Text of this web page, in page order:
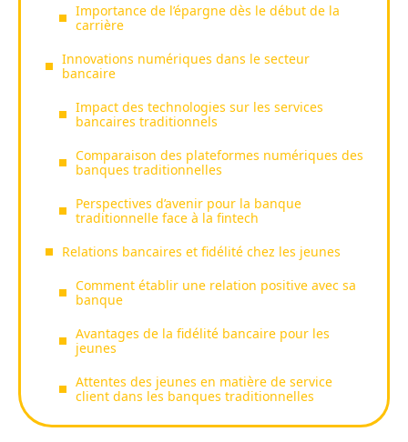
Importance de l’épargne dès le début de la
carrière
Innovations numériques dans le secteur
bancaire
Impact des technologies sur les services
bancaires traditionnels
Comparaison des plateformes numériques des
banques traditionnelles
Perspectives d’avenir pour la banque
traditionnelle face à la fintech
Relations bancaires et fidélité chez les jeunes
Comment établir une relation positive avec sa
banque
Avantages de la fidélité bancaire pour les
jeunes
Attentes des jeunes en matière de service
client dans les banques traditionnelles